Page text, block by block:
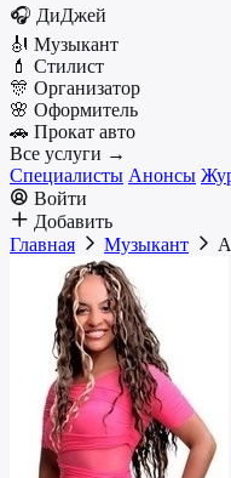
🎧 ДиДжей
🎻 Музыкант
💄 Стилист
🎊 Организатор
🌸 Оформитель
🚗 Прокат авто
Все услуги →
Специалисты Анонсы
Войти
Добавить
Главная
Музыкант